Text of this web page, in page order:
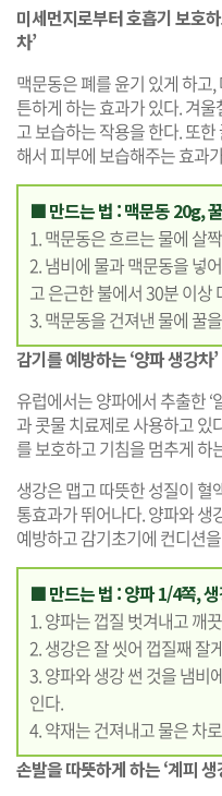
미세먼지로부터 호흡기 보호
차’
맥문동은 폐를 윤기 있게 하고
튼하게 하는 효과가 있다. 겨
고 보습하는 작용을 한다. 또
해서 피부에 보습해주는 효과
■ 만드는 법 : 맥문동 20g,
1. 맥문동은 흐르는 물에 살
2. 냄비에 물과 맥문동을 넣
고 은근한 불에서 30분 이상
3. 맥문동을 건져낸 물에 꿀
감기를 예방하는 ‘양파 생강차’
유럽에서는 양파에서 추출한 ‘
과 콧물 치료제로 사용하고 있
를 보호하고 기침을 멈추게 하
생강은 맵고 따뜻한 성질이 혈
통효과가 뛰어나다. 양파와 생
예방하고 감기초기에 컨디션
■ 만드는 법 : 양파 1/4쪽,
1. 양파는 껍질 벗겨내고 깨
2. 생강은 잘 씻어 껍질째 잘
3. 양파와 생강 썬 것을 냄비
인다.
4. 약재는 건져내고 물은 차
손발을 따뜻하게 하는 ‘계피 생